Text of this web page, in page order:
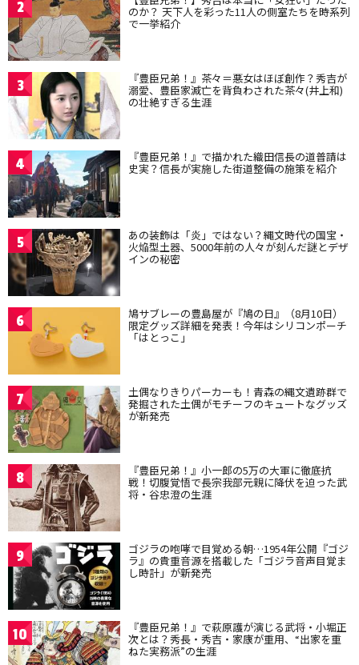
2 のか？ 天下人を彩った11人の側室たちを時系列
で一挙紹介
3 『豊臣兄弟！』茶々＝悪女はほぼ創作？秀吉が
溺愛、豊臣家滅亡を背負わされた茶々(井上和)
の壮絶すぎる生涯
4 『豊臣兄弟！』で描かれた織田信長の道普請は
史実？信長が実施した街道整備の施策を紹介
5 あの装飾は「炎」ではない？縄文時代の国宝・
火焔型土器、5000年前の人々が刻んだ謎とデザ
インの秘密
6 鳩サブレーの豊島屋が『鳩の日』（8月10日）
限定グッズ詳細を発表！今年はシリコンポーチ
「はとっこ」
7 土偶なりきりパーカーも！青森の縄文遺跡群で
発掘された土偶がモチーフのキュートなグッズ
が新発売
8 『豊臣兄弟！』小一郎の5万の大軍に徹底抗
戦！切腹覚悟で長宗我部元親に降伏を迫った武
将・谷忠澄の生涯
9 ゴジラの咆哮で目覚める朝…1954年公開『ゴジ
ラ』の貴重音源を搭載した「ゴジラ音声目覚ま
し時計」が新発売
10 『豊臣兄弟！』で萩原護が演じる武将・小堀正
次とは？秀長・秀吉・家康が重用、“出家を重
ねた実務派”の生涯